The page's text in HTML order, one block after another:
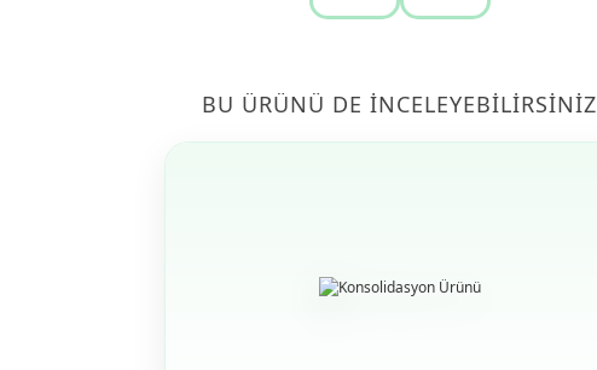
BU ÜRÜNÜ DE İNCELEYEBILIRSINIZ